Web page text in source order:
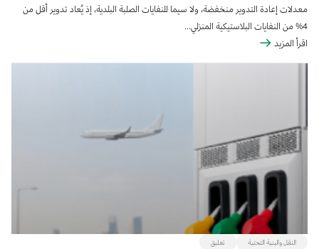
معدلات إعادة التدوير منخفضة، ولا سيما للنفايات الصلبة البلدية، إذ يُعاد تدوير أقل من
4% من النفايات البلاستيكية المنزلي...
اقرأ المزيد
النقل والبنية التحتية تعليق